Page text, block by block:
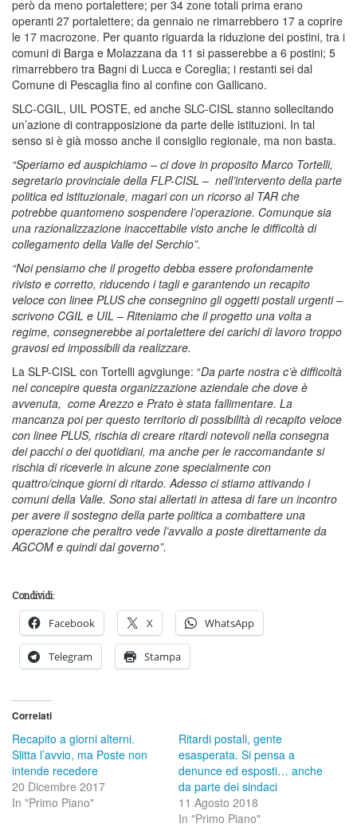
però da meno portalettere; per 34 zone totali prima erano
operanti 27 portalettere; da gennaio ne rimarrebbero 17 a coprire
le 17 macrozone. Per quanto riguarda la riduzione dei postini, tra i
comuni di Barga e Molazzana da 11 si passerebbe a 6 postini; 5
rimarrebbero tra Bagni di Lucca e Coreglia; i restanti sei dal
Comune di Pescaglia fino al confine con Gallicano.
SLC-CGIL, UIL POSTE, ed anche SLC-CISL stanno sollecitando
un’azione di contrapposizione da parte delle istituzioni. In tal
senso si è già mosso anche il consiglio regionale, ma non basta.
“Speriamo ed auspichiamo – ci dove in proposito Marco Tortelli,
segretario provinciale della FLP-CISL – nell’intervento della parte
politica ed istituzionale, magari con un ricorso al TAR che
potrebbe quantomeno sospendere l’operazione. Comunque sia
una razionalizzazione inaccettabile visto anche le difficoltà di
collegamento della Valle del Serchio”.
“Noi pensiamo che il progetto debba essere profondamente
rivisto e corretto, riducendo i tagli e garantendo un recapito
veloce con linee PLUS che consegnino gli oggetti postali urgenti –
scrivono CGIL e UIL – Riteniamo che il progetto una volta a
regime, consegnerebbe ai portalettere dei carichi di lavoro troppo
gravosi ed impossibili da realizzare.
La SLP-CISL con Tortelli agvgiunge: “Da parte nostra c’è difficoltà
nel concepire questa organizzazione aziendale che dove è
avvenuta, come Arezzo e Prato è stata fallimentare. La
mancanza poi per questo territorio di possibilità di recapito veloce
con linee PLUS, rischia di creare ritardi notevoli nella consegna
dei pacchi o dei quotidiani, ma anche per le raccomandante si
rischia di riceverle in alcune zone specialmente con
quattro/cinque giorni di ritardo. Adesso ci stiamo attivando i
comuni della Valle. Sono stai allertati in attesa di fare un incontro
per avere il sostegno della parte politica a combattere una
operazione che peraltro vede l’avvallo a poste direttamente da
AGCOM e quindi dal governo”.
Condividi:
Facebook X WhatsApp
Telegram Stampa
Correlati
Recapito a giorni alterni.
Slitta l’avvio, ma Poste non
intende recedere
20 Dicembre 2017
In "Primo Piano"
Ritardi postali, gente
esasperata. Si pensa a
denunce ed esposti… anche
da parte dei sindaci
11 Agosto 2018
In "Primo Piano"